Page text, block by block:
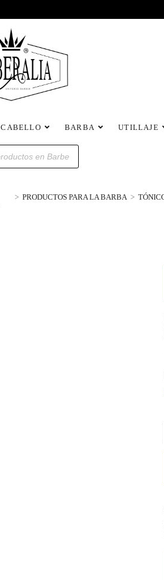
CABELLO BARBA UTILLAJE
> PRODUCTOS PARA LA BARBA >